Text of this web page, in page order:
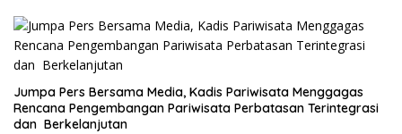
Jumpa Pers Bersama Media, Kadis Pariwisata Menggagas
Rencana Pengembangan Pariwisata Perbatasan Terintegrasi
dan Berkelanjutan